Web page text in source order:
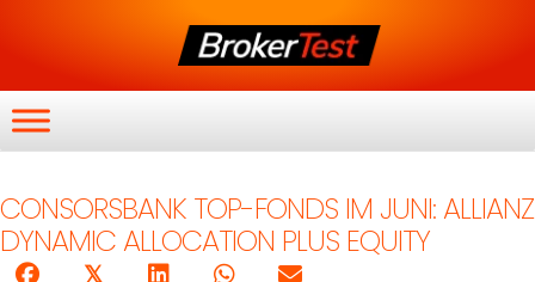
CONSORSBANK TOP-FONDS IM JUNI: ALLIANZ
DYNAMIC ALLOCATION PLUS EQUITY
𝕏